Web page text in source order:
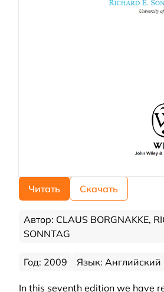
Читать Скачать
Автор: CLAUS BORGNAKKE,
SONNTAG
Год: 2009 Язык: Английский
In this seventh edition we have